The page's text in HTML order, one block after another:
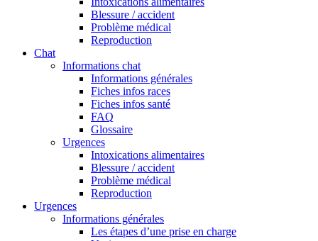
Blessure / accident
Problème médical
Reproduction
Chat
Informations chat
Informations générales
Fiches infos races
Fiches infos santé
FAQ
Glossaire
Urgences
Intoxications alimentaires
Blessure / accident
Problème médical
Reproduction
Urgences
Informations générales
Les étapes d’une prise en charge